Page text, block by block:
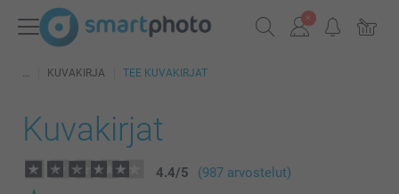
KUVAKIRJA TEE KUVAKIRJAT
Kuvakirjat
4.4/5 (987 arvostelut)